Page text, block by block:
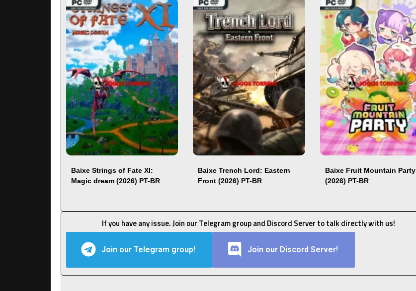
Baixe Strings of Fate XI:
Magic dream (2026) PT-BR
Baixe Trench Lord: Eastern
Front (2026) PT-BR
Baixe Fruit Mountain Party
(2026) PT-BR
If you have any issue. Join our Telegram group and Discord Server to talk directly with us!
Join our Telegram group! Join our Discord Server!